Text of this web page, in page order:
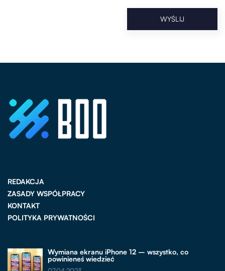
REDAKCJA
ZASADY WSPÓŁPRACY
KONTAKT
POLITYKA PRYWATNOŚCI
Wymiana ekranu iPhone 12 – wszystko, co
powinieneś wiedzieć